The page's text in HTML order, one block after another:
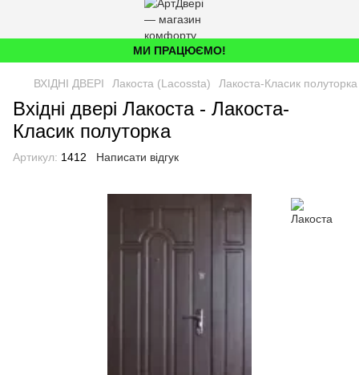
МИ ПРАЦЮЄМО!
ВХІДНІ ДВЕРІ Лакоста (Lacossta) Лакоста-Класик полуторка
Вхідні двері Лакоста - Лакоста-
Класик полуторка
Артикул: 1412 Написати відгук